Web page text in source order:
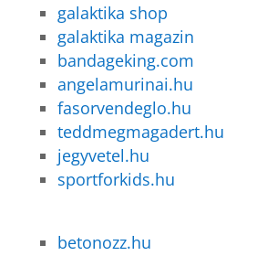
galaktika shop
galaktika magazin
bandageking.com
angelamurinai.hu
fasorvendeglo.hu
teddmegmagadert.hu
jegyvetel.hu
sportforkids.hu
betonozz.hu